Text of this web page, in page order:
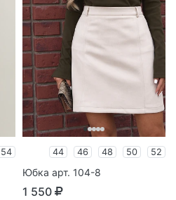
54 44 46 48 50 52
Юбка арт. 104-8
1 550